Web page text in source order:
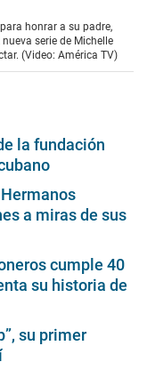
honrar a su padre,
serie de Michelle
(Video: América TV)
la fundación
a miras de sus
cumple 40
su historia de
su primer